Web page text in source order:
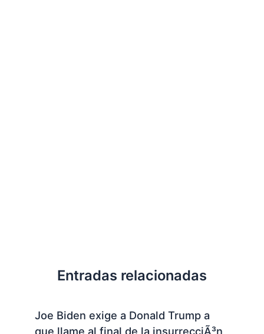
Entradas relacionadas
Joe Biden exige a Donald Trump a
que llame al final de la insurrecciÃ³n